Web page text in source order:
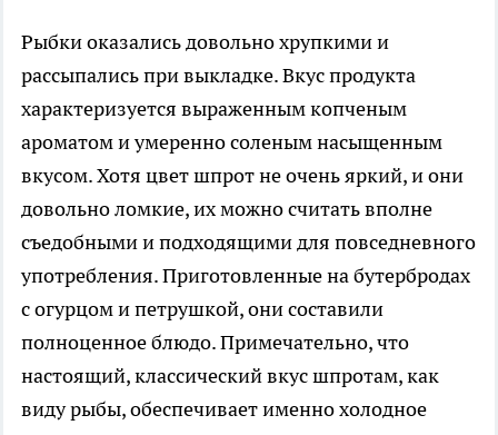
Рыбки оказались довольно хрупкими и
рассыпались при выкладке. Вкус продукта
характеризуется выраженным копченым
ароматом и умеренно соленым насыщенным
вкусом. Хотя цвет шпрот не очень яркий, и они
довольно ломкие, их можно считать вполне
съедобными и подходящими для повседневного
употребления. Приготовленные на бутербродах
с огурцом и петрушкой, они составили
полноценное блюдо. Примечательно, что
настоящий, классический вкус шпротам, как
виду рыбы, обеспечивает именно холодное